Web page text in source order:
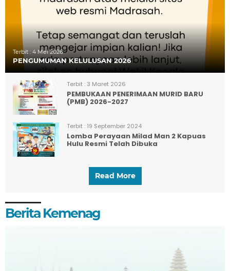
Terbit : 4 Mei 2026
PENGUMUMAN KELULUSAN 2026
Terbit : 3 Maret 2026
PEMBUKAAN PENERIMAAN MURID BARU
(PMB) 2026-2027
Terbit : 19 September 2024
Lomba Perayaan Milad Man 2 Kapuas
Hulu Resmi Telah Dibuka
Read More
Berita Kemenag